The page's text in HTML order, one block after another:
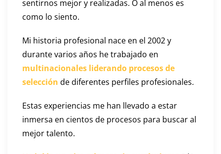
sentirnos mejor y realizadas. O al menos es
como lo siento.
Mi historia profesional nace en el 2002 y
durante varios años he trabajado en
multinacionales liderando procesos de
selección de diferentes perfiles profesionales.
Estas experiencias me han llevado a estar
inmersa en cientos de procesos para buscar al
mejor talento.